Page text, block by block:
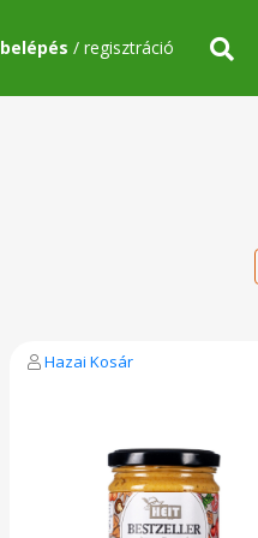
belépés / regisztráció
Hazai Kosár